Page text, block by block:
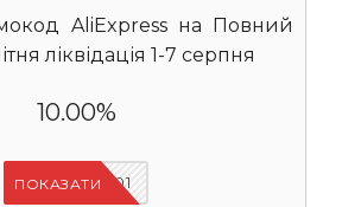
AliExpress на Повний
ліквідація 1-7 серпня
10.00%
UASC01
ПОКАЗАТИ